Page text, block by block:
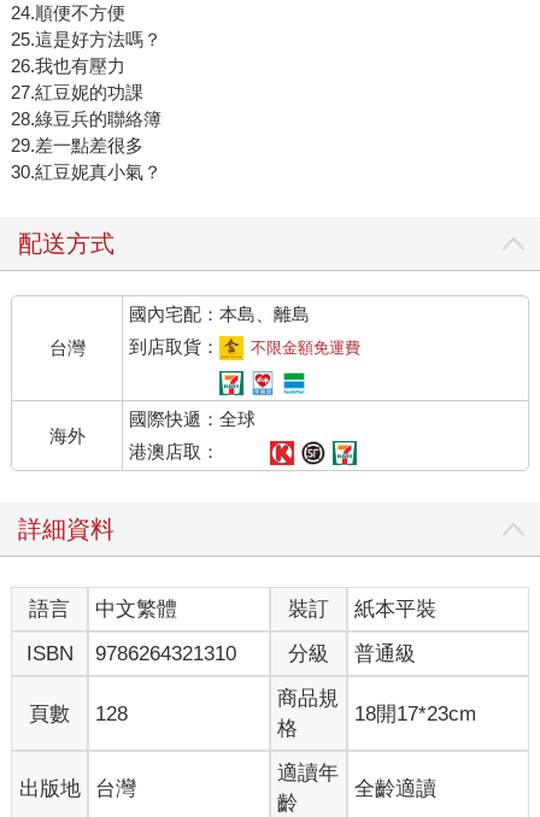
24.順便不方便
25.這是好方法嗎？
26.我也有壓力
27.紅豆妮的功課
28.綠豆兵的聯絡簿
29.差一點差很多
30.紅豆妮真小氣？
配送方式
台灣
國內宅配：本島、離島
到店取貨：
不限金額免運費
海外
國際快遞：全球
港澳店取：
詳細資料
語言 中文繁體 裝訂
紙本平裝
ISBN
9786264321310 分級 普通級
頁數 128
商品規
格
18開17*23cm
出版地 台灣
適讀年
齡
全齡適讀